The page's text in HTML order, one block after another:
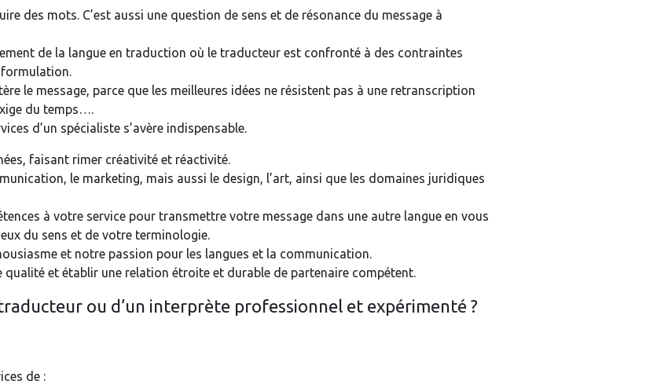
des mots. C’est aussi une question de sens et de résonance du message à
de la langue en traduction où le traducteur est confronté à des contraintes
formulation.
le message, parce que les meilleures idées ne résistent pas à une retranscription
du temps….
d’un spécialiste s’avère indispensable.
faisant rimer créativité et réactivité.
le marketing, mais aussi le design, l’art, ainsi que les domaines juridiques
à votre service pour transmettre votre message dans une autre langue en vous
du sens et de votre terminologie.
et notre passion pour les langues et la communication.
et établir une relation étroite et durable de partenaire compétent.
ou d’un interprète professionnel et expérimenté ?
de :